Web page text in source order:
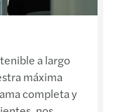
a largo
máxima
completa y